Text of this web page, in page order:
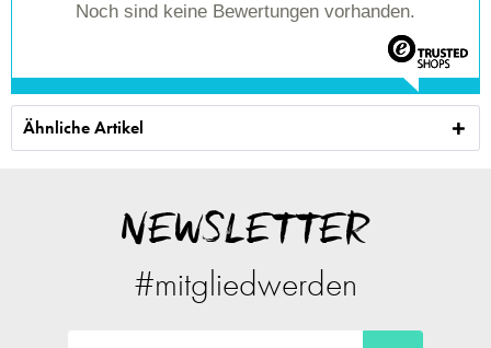
Noch sind keine Bewertungen vorhanden.
Ähnliche Artikel
NEWSLETTER
#mitgliedwerden